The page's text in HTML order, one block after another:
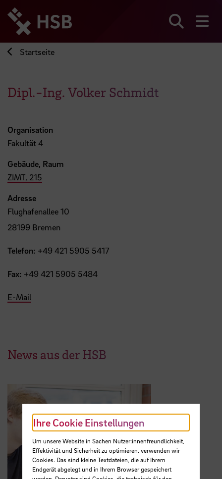
zum
Seiteninhalt
springen
Startseite
Dipl.-Ing. Volker Schmidt
Organisation
Fakultät 4
Gebäude, Raum
ZIMT, 215
Adresse
Flughafenallee 10
28199 Bremen
Telefon: +49 421 5905 5417
Fax: +49 421 5905 5484
E-Mail
News aus der HSB
Ihre Cookie Einstellungen
Um unsere Website in Sachen Nutzer:innenfreundlichkeit,
Effektivität und Sicherheit zu optimieren, verwenden wir
Cookies. Das sind kleine Textdateien, die auf Ihrem
Endgerät abgelegt und in Ihrem Browser gespeichert